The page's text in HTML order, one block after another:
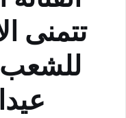
تتمنى
للشعب